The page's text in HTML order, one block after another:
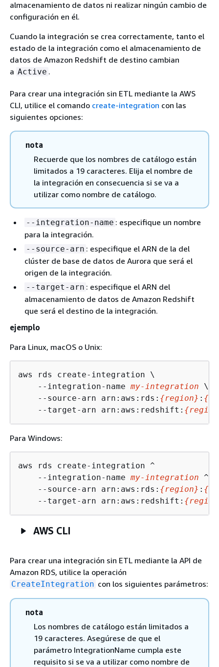
almacenamiento de datos ni realizar ningún cambio de
configuración en él.
Cuando la integración se crea correctamente, tanto el
estado de la integración como el almacenamiento de
datos de Amazon Redshift de destino cambian
a Active .
Para crear una integración sin ETL mediante la AWS
CLI, utilice el comando create-integration con las
siguientes opciones:
nota
Recuerde que los nombres de catálogo están
limitados a 19 caracteres. Elija el nombre de
la integración en consecuencia si se va a
utilizar como nombre de catálogo.
--integration-name : especifique un nombre
para la integración.
--source-arn : especifique el ARN de la del
clúster de base de datos de Aurora que será el
origen de la integración.
--target-arn : especifique el ARN del
almacenamiento de datos de Amazon Redshift
que será el destino de la integración.
ejemplo
Para Linux, macOS o Unix:
aws rds create-integration \
    --integration-name
my-integration \
    --source-arn arn:aws:rds:
{region} : {
    --target-arn arn:aws:redshift:
{
Para Windows:
aws rds create-integration ^
    --integration-name
my-integration ^
    --source-arn arn:aws:rds:
{region} : {
    --target-arn arn:aws:redshift:
{
AWS CLI
Para crear una integración sin ETL mediante la API de
Amazon RDS, utilice la operación
CreateIntegration con los siguientes parámetros:
nota
Los nombres de catálogo están limitados a
19 caracteres. Asegúrese de que el
parámetro IntegrationName cumpla este
requisito si se va a utilizar como nombre de